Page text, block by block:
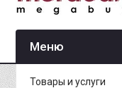
Товары и услуги